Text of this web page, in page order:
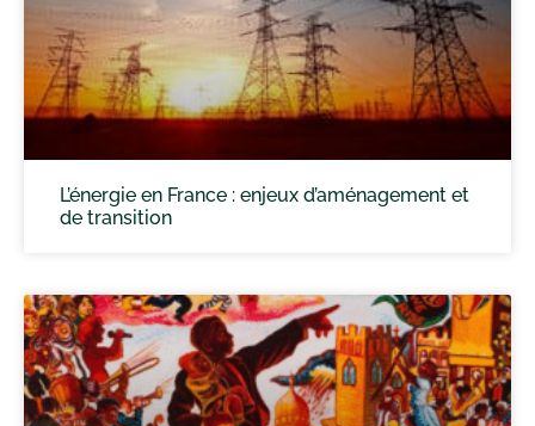
L’énergie en France : enjeux d’aménagement et
de transition